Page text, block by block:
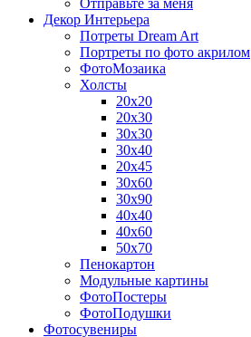
Декор Интерьера
Потреты Dream Art
Портреты по фото акрилом
ФотоМозаика
Холсты
20х20
20х30
30х30
30х40
20х45
30х60
30х90
40х40
40х60
50х70
Пенокартон
Модульные картины
ФотоПостеры
ФотоПодушки
Фотоcувениры